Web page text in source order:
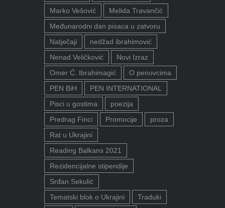
Marko Vešović
Melida Travančić
Međunarodni dan pisaca u zatvoru
Natječaji
nedžad ibrahimović
Nenad Veličković
Novi Izraz
Omer Ć. Ibrahimagić
O penovcima
PEN BiH
PEN INTERNATIONAL
Pisci u gostima
poezija
Predrag Finci
Promocije
proza
Rat u Ukrajini
Reading Balkans 2021
Rezidencijalne stipendije
Srđan Sekulić
Tematski blok o Ukrajini
Traduki